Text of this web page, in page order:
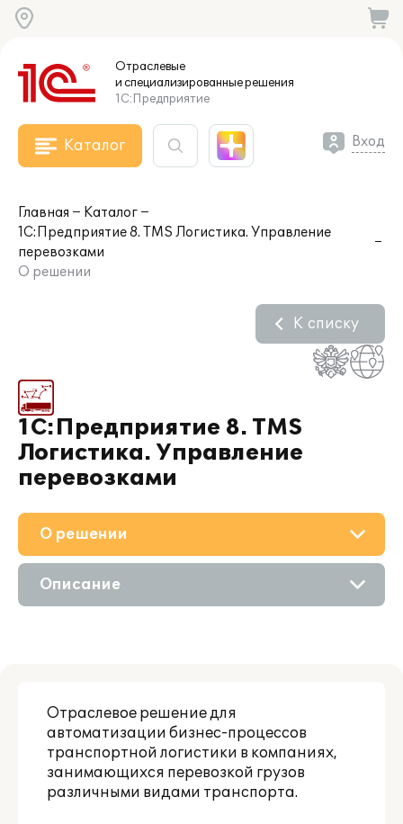
Отраслевые
и специализированныерешения
1С:Предприятие
Каталог Вход
Главная
Каталог
1С:Предприятие 8. TMS Логистика. Управление
перевозками
О решении
1С:Предприятие 8. TMS
Логистика. Управление
перевозками
К списку
О решении
Приобретение
Партнерам
Описание
Отраслевое решение для
автоматизации бизнес-процессов
транспортной логистики в компаниях,
занимающихся перевозкой грузов
различными видами транспорта.